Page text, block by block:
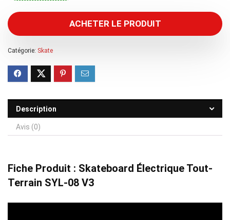
549,00 €.
529,00 €.
ACHETER LE PRODUIT
Catégorie: Skate
Description
Avis (0)
Fiche Produit : Skateboard Électrique Tout-
Terrain SYL-08 V3